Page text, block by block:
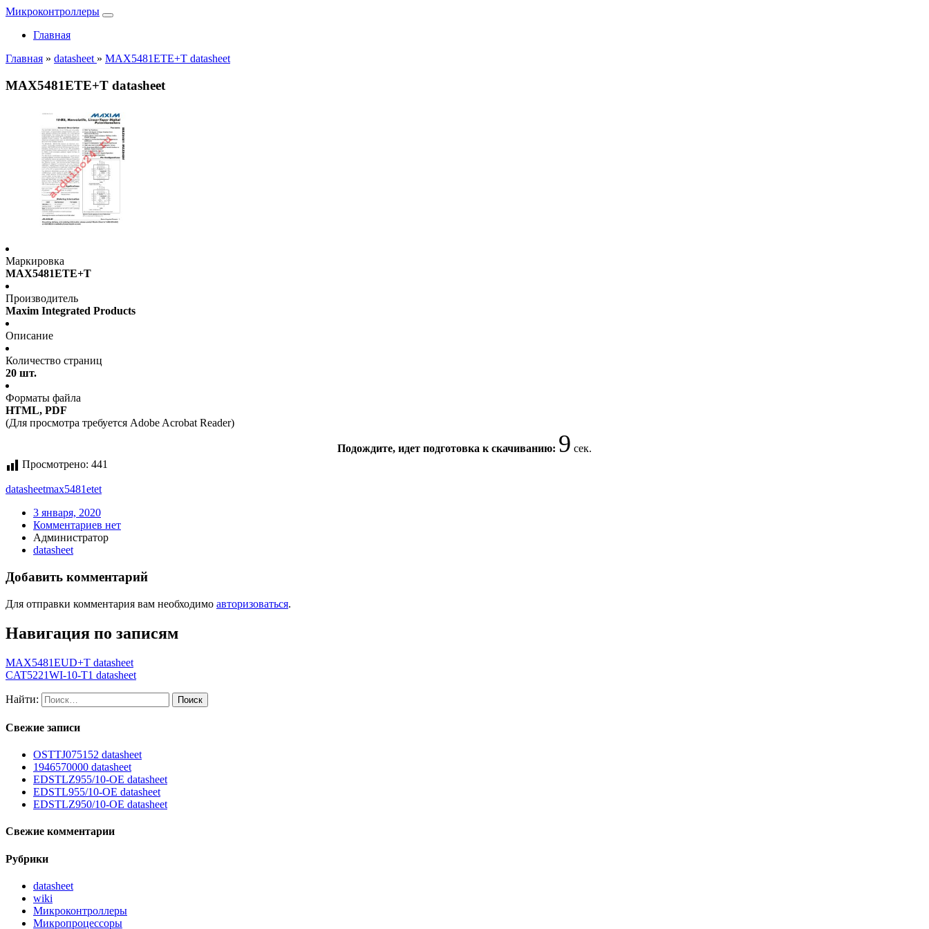
Микроконтроллеры
Главная
Главная » datasheet » MAX5481ETE+T datasheet
MAX5481ETE+T datasheet
Маркировка
MAX5481ETE+T
Производитель
Maxim Integrated Products
Описание
Количество страниц
20 шт.
Форматы файла
HTML, PDF
(Для просмотра требуется Adobe Acrobat Reader)
Подождите, идет подготовка к скачиванию: 9 сек.
Просмотрено: 441
datasheetmax5481etet
3 января, 2020
Комментариев нет
Администратор
datasheet
Добавить комментарий
Для отправки комментария вам необходимо авторизоваться.
Навигация по записям
MAX5481EUD+T datasheet
CAT5221WI-10-T1 datasheet
Найти:
Свежие записи
OSTTJ075152 datasheet
1946570000 datasheet
EDSTLZ955/10-OE datasheet
EDSTL955/10-OE datasheet
EDSTLZ950/10-OE datasheet
Свежие комментарии
Рубрики
datasheet
wiki
Микроконтроллеры
Микропроцессоры